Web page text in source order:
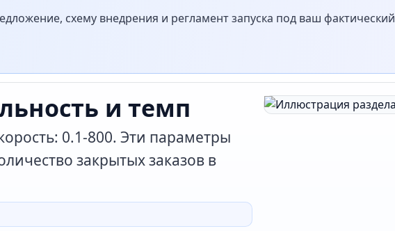
схему внедрения и регламент запуска под ваш фактический
и темп
0.1-800. Эти параметры
закрытых заказов в